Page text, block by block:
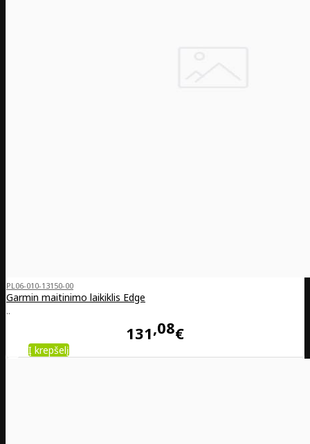
PL06-010-13150-00
Garmin maitinimo laikiklis Edge
..
131 08€
Į krepšelį